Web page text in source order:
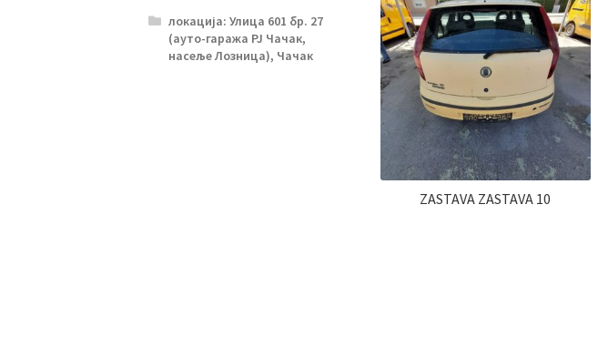
ZASTAVA ZASTAVA 10
локација: Улица 601 бр. 27
(ауто-гаража РЈ Чачак,
насеље Лозница), Чачак